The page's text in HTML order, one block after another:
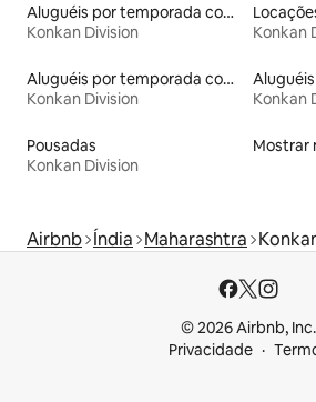
Aluguéis por temporada com caiaque
Konkan Division
Konkan
Aluguéis por temporada com café da manhã
Konkan Division
Konkan
Pousadas
Konkan Division
Mostrar
Airbnb Índia Maharashtra
© 2026 Airbnb, Inc.
Privacidade